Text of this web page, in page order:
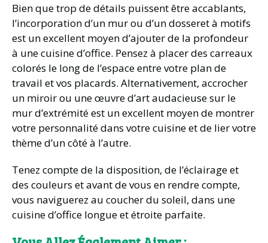
Bien que trop de détails puissent être accablants,
l’incorporation d’un mur ou d’un dosseret à motifs
est un excellent moyen d’ajouter de la profondeur
à une cuisine d’office. Pensez à placer des carreaux
colorés le long de l’espace entre votre plan de
travail et vos placards. Alternativement, accrocher
un miroir ou une œuvre d’art audacieuse sur le
mur d’extrémité est un excellent moyen de montrer
votre personnalité dans votre cuisine et de lier votre
thème d’un côté à l’autre.
Tenez compte de la disposition, de l’éclairage et
des couleurs et avant de vous en rendre compte,
vous naviguerez au coucher du soleil, dans une
cuisine d’office longue et étroite parfaite.